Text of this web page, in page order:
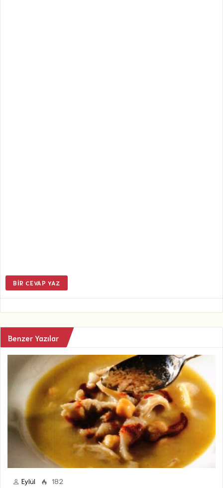
BIR CEVAP YAZ
Benzer Yazılar
Eylül 182